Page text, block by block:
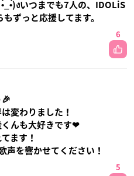
งいつまでも7人の、IDOLiS
ずっと応援してます。
6
変わりました！
くんも大好きです❤︎
ます！
声を響かせてください！
5